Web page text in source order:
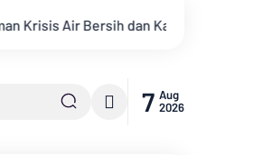
Kekeruhan Sungai Batanghari Capai
7 Aug
2026